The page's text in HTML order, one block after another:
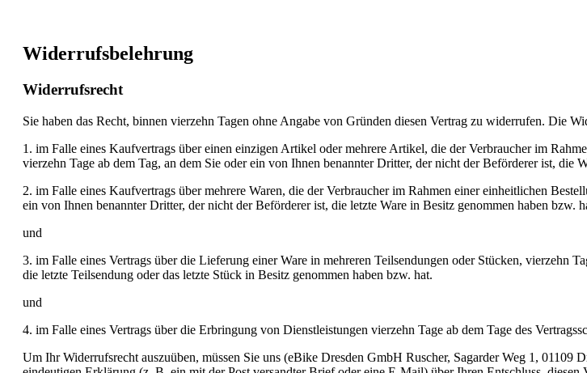
Widerrufsbelehrung
Widerrufsrecht
Sie haben das Recht, binnen vierzehn Tagen ohne Angabe von Gründen diesen Vertrag zu widerrufen. Die
1. im Falle eines Kaufvertrags über einen einzigen Artikel oder mehrere Artikel, die der Verbraucher im
vierzehn Tage ab dem Tag, an dem Sie oder ein von Ihnen benannter Dritter, der nicht der Beförderer ist, die
2. im Falle eines Kaufvertrags über mehrere Waren, die der Verbraucher im Rahmen einer einheitlichen
ein von Ihnen benannter Dritter, der nicht der Beförderer ist, die letzte Ware in Besitz genommen haben bzw.
und
3. im Falle eines Vertrags über die Lieferung einer Ware in mehreren Teilsendungen oder Stücken, vierzehn
die letzte Teilsendung oder das letzte Stück in Besitz genommen haben bzw. hat.
und
4. im Falle eines Vertrags über die Erbringung von Dienstleistungen vierzehn Tage ab dem Tage des
Um Ihr Widerrufsrecht auszuüben, müssen Sie uns (eBike Dresden GmbH Ruscher, Sagarder Weg 1, 01109